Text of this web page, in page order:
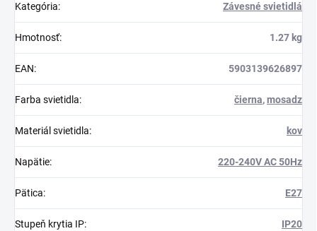
Kategória: Závesné svietidlá
Hmotnosť: 1.27 kg
EAN: 5903139626897
Farba svietidla: čierna,mosadz
Materiál svietidla: kov
Napätie: 220-240V AC 50Hz
Pätica: E27
Stupeň krytia IP: IP20